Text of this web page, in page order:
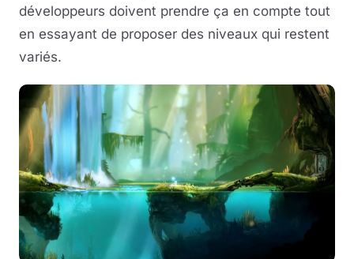
développeurs doivent prendre ça en compte tout
en essayant de proposer des niveaux qui restent
variés.